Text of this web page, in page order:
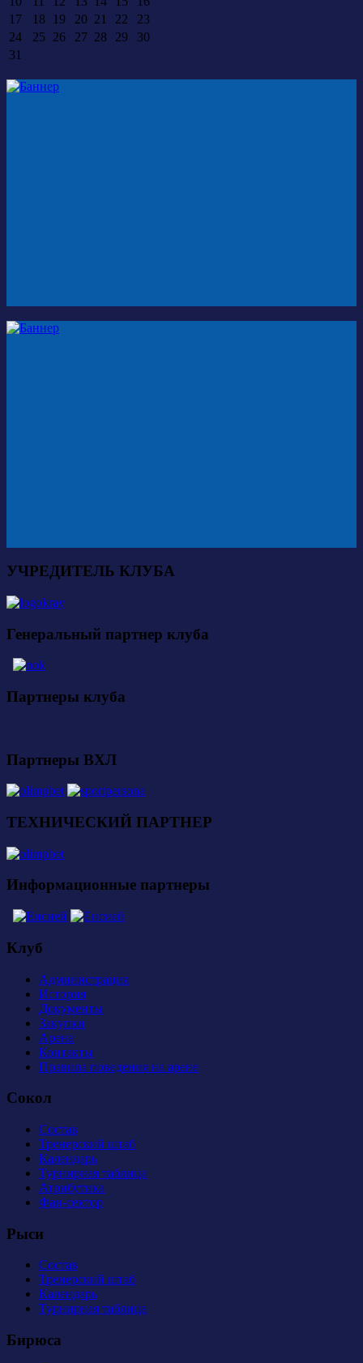
17
18 19 20 21 22
23
24
25 26 27 28 29
30
31
УЧРЕДИТЕЛЬ КЛУБА
Генеральный партнер клуба
Партнеры клуба
Партнеры ВХЛ
ТЕХНИЧЕСКИЙ ПАРТНЕР
Информационные партнеры
Клуб
Администрация
История
Документы
Закупки
Арена
Контакты
Правила поведения на арене
Сокол
Состав
Тренерский штаб
Календарь
Турнирная таблица
Атрибутика
Фан-сектор
Рыси
Состав
Тренерский штаб
Календарь
Турнирная таблица
Бирюса